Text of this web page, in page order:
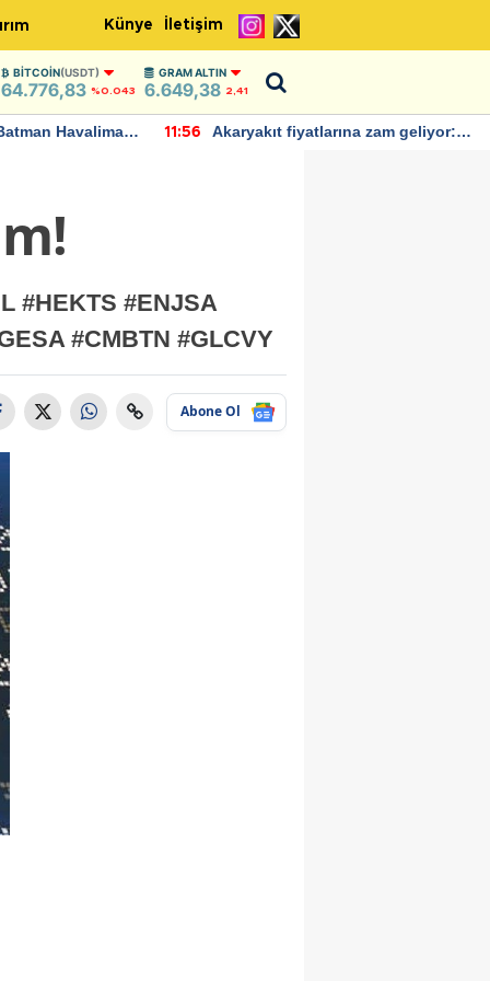
Künye İletişim
BITCOIN(USDT)
64.776,83 %0.043
GRAM ALTIN
6.649,38 2,41
Havalimanı
11:56
Akaryakıt fiyatlarına zam geliyor:
#HEKTS #ENJSA
#CMBTN #GLCVY
Abone Ol